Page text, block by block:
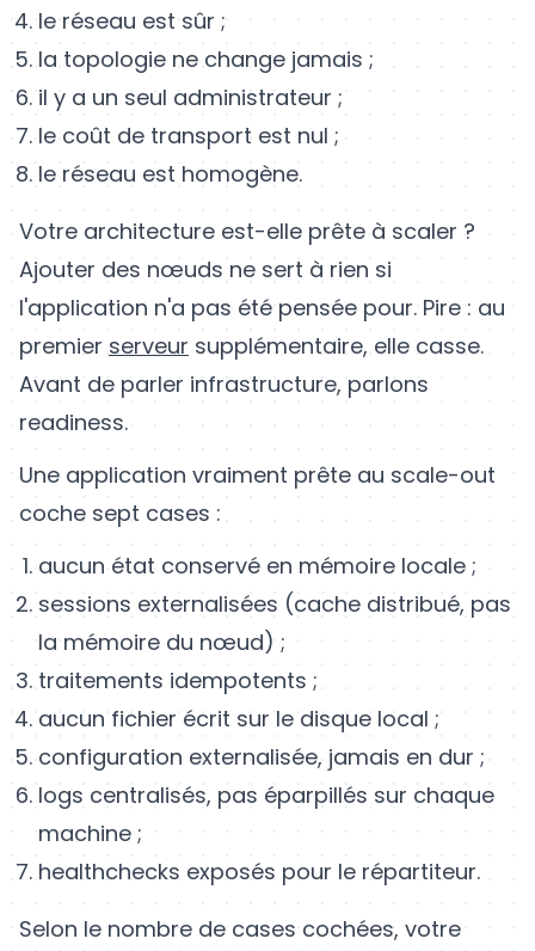
le réseau est sûr ;
la topologie ne change jamais ;
il y a un seul administrateur ;
le coût de transport est nul ;
le réseau est homogène.
Votre architecture est-elle prête à scaler ?
Ajouter des nœuds ne sert à rien si
l'application n'a pas été pensée pour. Pire : au
premier serveur supplémentaire, elle casse.
Avant de parler infrastructure, parlons
readiness.
Une application vraiment prête au scale-out
coche sept cases :
aucun état conservé en mémoire locale ;
sessions externalisées (cache distribué, pas
la mémoire du nœud) ;
traitements idempotents ;
aucun fichier écrit sur le disque local ;
configuration externalisée, jamais en dur ;
logs centralisés, pas éparpillés sur chaque
machine ;
healthchecks exposés pour le répartiteur.
Selon le nombre de cases cochées, votre